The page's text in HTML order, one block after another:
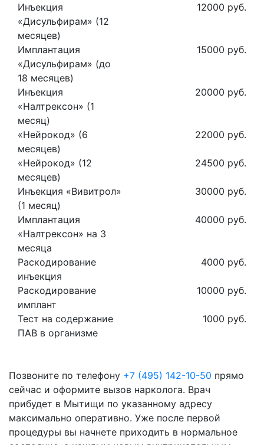
Инъекция
«Дисульфирам» (12
месяцев)
12000 руб.
Имплантация
«Дисульфирам» (до
18 месяцев)
15000 руб.
Инъекция
«Налтрексон» (1
месяц)
20000 руб.
«Нейрокод» (6
месяцев)
22000 руб.
«Нейрокод» (12
месяцев)
24500 руб.
Инъекция «Вивитрол»
(1 месяц)
30000 руб.
Имплантация
«Налтрексон» на 3
месяца
40000 руб.
Раскодирование
инъекция
4000 руб.
Раскодирование
имплант
10000 руб.
Тест на содержание
ПАВ в организме
1000 руб.
Позвоните по телефону +7 (495) 142-10-50 прямо
сейчас и оформите вызов нарколога. Врач
прибудет в Мытищи по указанному адресу
максимально оперативно. Уже после первой
процедуры вы начнете приходить в нормальное